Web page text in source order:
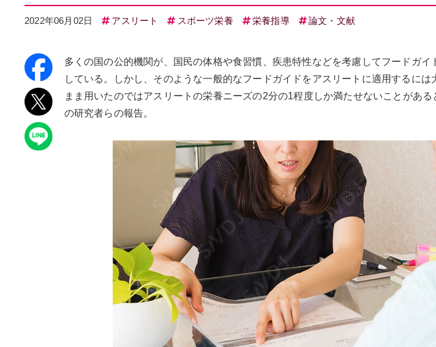
2022年06月02日 アスリート スポーツ栄養 栄養指導 論文・文献
多くの国の公的機関が、国民の体格や食習慣、疾患特性などを考慮してフードガ
している。しかし、そのような一般的なフードガイドをアスリートに適用するに
まま用いたのではアスリートの栄養ニーズの2分の1程度しか満たせないことがあ
の研究者らの報告。